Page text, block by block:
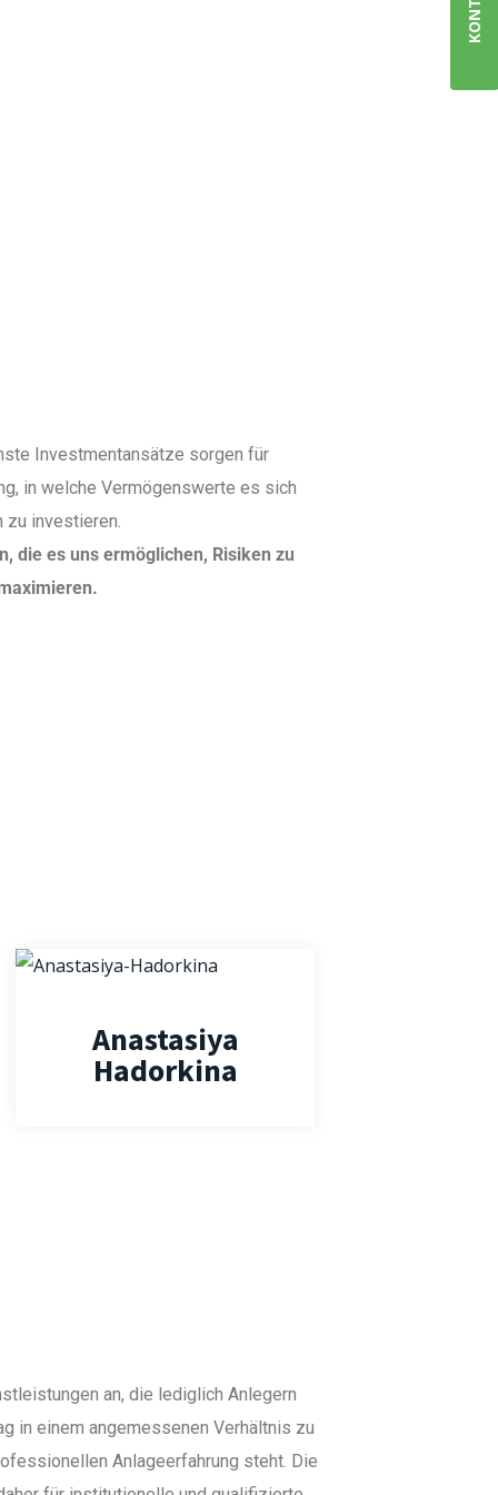
Investmentansätze sorgen für
in welche Vermögenswerte es sich
investieren.
die es uns ermöglichen, Risiken zu
Anastasiya
Hadorkina
an, die lediglich Anlegern
in einem angemessenen Verhältnis zu
Anlageerfahrung steht. Die